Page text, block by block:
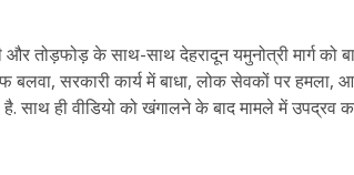
तोड़फोड़ के साथ-साथ देहरादून यमुनोत्री मार्ग को
बलवा, सरकारी कार्य में बाधा, लोक सेवकों पर हमला,
साथ ही वीडियो को खंगालने के बाद मामले में उपद्रव